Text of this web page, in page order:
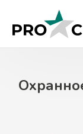
content